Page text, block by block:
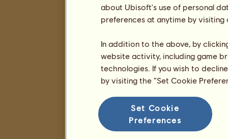
about Ubisoft's use of personal
preferences at anytime by
In addition to the above, by
website activity, including game
technologies. If you wish to
by visiting the “Set Cookie
Set Cookie
Preferences